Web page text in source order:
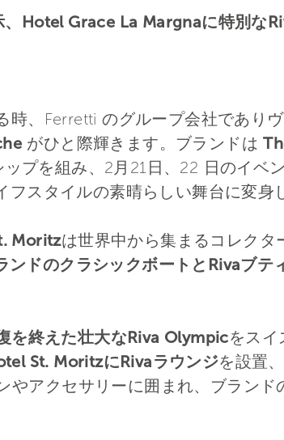
Hotel Grace La Margnaに特別な
、Ferretti のグループ会社であり
がひと際輝きます。ブランドは
ップを組み、2月21日、22 日のイベ
スタイルの素晴らしい舞台に変身
Moritzは世界中から集まるコレクタ
ドのクラシックボートとRivaブテ
を終えた壮大なRiva Olympicをスイ
St. MoritzにRivaラウンジを設置
やアクセサリーに囲まれ、ブランド